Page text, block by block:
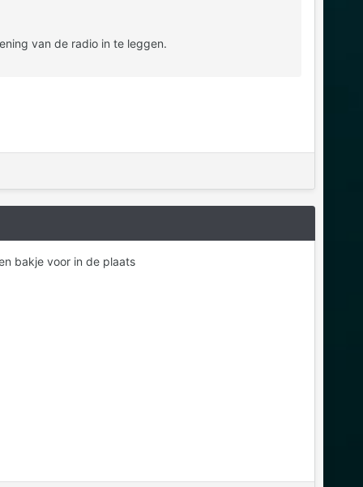
van de radio in te leggen.
bakje voor in de plaats